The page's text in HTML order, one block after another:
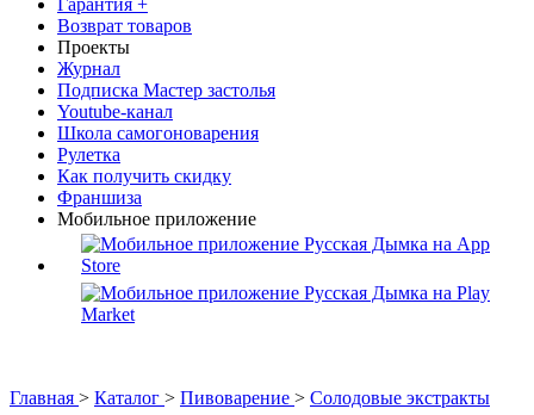
Гарантия +
Возврат товаров
Проекты
Журнал
Подписка Мастер застолья
Youtube-канал
Школа самогоноварения
Рулетка
Как получить скидку
Франшиза
Мобильное приложение
Главная > Каталог > Пивоварение > Солодовые экстракты